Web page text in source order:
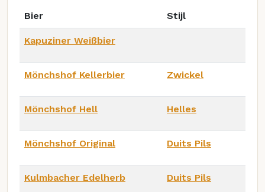
Bier Stijl
Kapuziner Weißbier
Mönchshof Kellerbier Zwickel
Mönchshof Hell Helles
Mönchshof Original Duits Pils
Kulmbacher Edelherb Duits Pils